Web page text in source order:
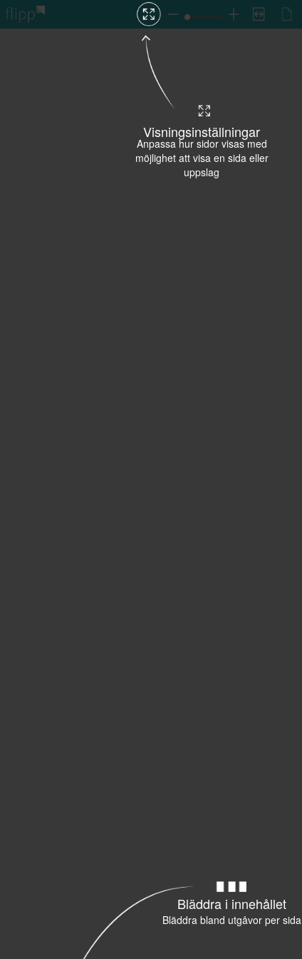
Bläddra i innehållet
Bläddra bland utgåvor per sida
Visningsinställningar
Anpassa hur sidor visas med
möjlighet att visa en sida eller
uppslag